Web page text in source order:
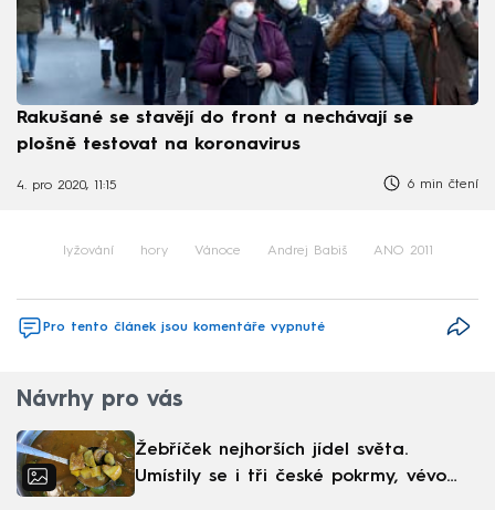
Rakušané se stavějí do front a nechávají se
plošně testovat na koronavirus
4. pro 2020, 11:15 6 min čtení
lyžování hory Vánoce Andrej Babiš ANO 2011
Pro tento článek jsou komentáře vypnuté
Návrhy pro vás
Žebříček nejhorších jídel světa.
Umístily se i tři české pokrmy, vévodí